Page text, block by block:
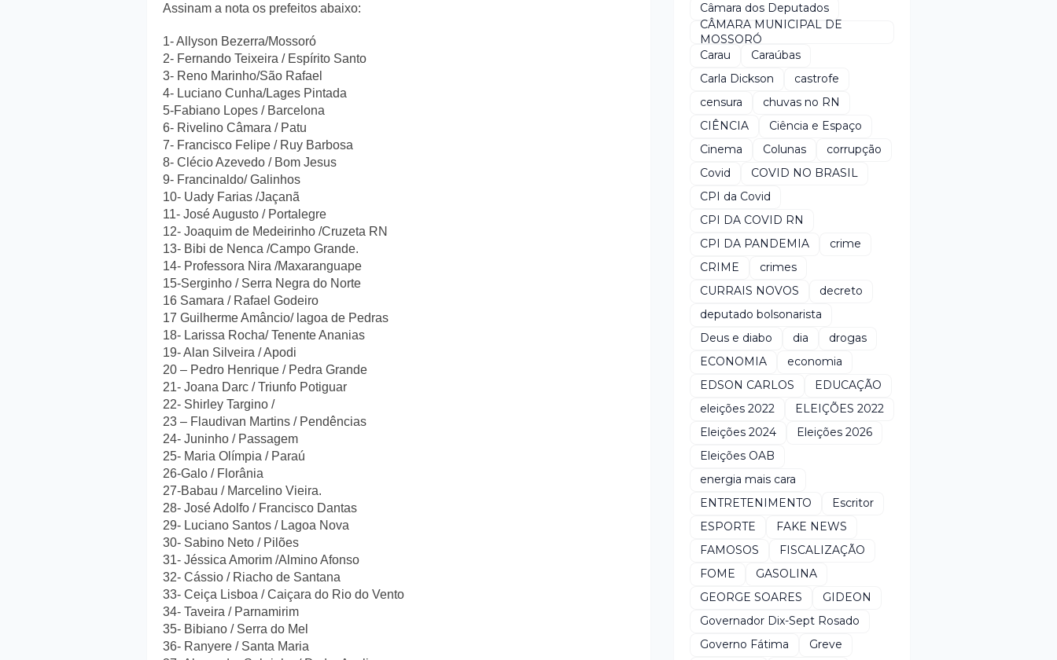
Assinam a nota os prefeitos abaixo:
1- Allyson Bezerra/Mossoró
2- Fernando Teixeira / Espírito Santo
3- Reno Marinho/São Rafael
4- Luciano Cunha/Lages Pintada
5-Fabiano Lopes / Barcelona
6- Rivelino Câmara / Patu
7- Francisco Felipe / Ruy Barbosa
8- Clécio Azevedo / Bom Jesus
9- Francinaldo/ Galinhos
10- Uady Farias /Jaçanã
11- José Augusto / Portalegre
12- Joaquim de Medeirinho /Cruzeta RN
13- Bibi de Nenca /Campo Grande.
14- Professora Nira /Maxaranguape
15-Serginho / Serra Negra do Norte
16 Samara / Rafael Godeiro
17 Guilherme Amâncio/ lagoa de Pedras
18- Larissa Rocha/ Tenente Ananias
19- Alan Silveira / Apodi
20 – Pedro Henrique / Pedra Grande
21- Joana Darc / Triunfo Potiguar
22- Shirley Targino /
23 – Flaudivan Martins / Pendências
24- Juninho / Passagem
25- Maria Olímpia / Paraú
26-Galo / Florânia
27-Babau / Marcelino Vieira.
28- José Adolfo / Francisco Dantas
29- Luciano Santos / Lagoa Nova
30- Sabino Neto / Pilões
31- Jéssica Amorim /Almino Afonso
32- Cássio / Riacho de Santana
33- Ceiça Lisboa / Caiçara do Rio do Vento
34- Taveira / Parnamirim
35- Bibiano / Serra do Mel
36- Ranyere / Santa Maria
Câmara dos Deputados
CÂMARA MUNICIPAL DE
MOSSORÓ
Carau
Caraúbas
Carla Dickson
castrofe
censura
chuvas no RN
CIÊNCIA
Ciência e Espaço
Cinema
Colunas
corrupção
Covid
COVID NO BRASIL
CPI da Covid
CPI DA COVID RN
CPI DA PANDEMIA
crime
CRIME
crimes
CURRAIS NOVOS
decreto
deputado bolsonarista
Deus e diabo
dia
drogas
ECONOMIA
economia
EDSON CARLOS
EDUCAÇÃO
eleições 2022
ELEIÇÕES 2022
Eleições 2024
Eleições 2026
Eleições OAB
energia mais cara
ENTRETENIMENTO
Escritor
ESPORTE
FAKE NEWS
FAMOSOS
FISCALIZAÇÃO
FOME
GASOLINA
GEORGE SOARES
GIDEON
Governador Dix-Sept Rosado
Governo Fátima
Greve